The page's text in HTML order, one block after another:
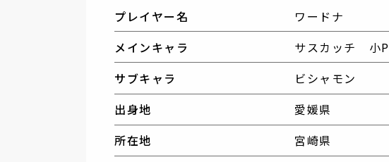
プレイヤー名
ワードナ
メインキャラ
サスカッチ 小P
サブキャラ
ビシャモン
出身地
愛媛県
所在地
宮崎県